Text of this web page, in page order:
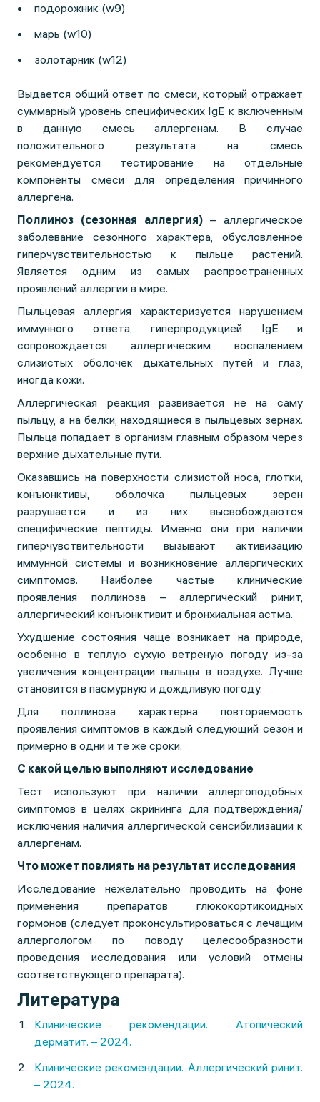
подорожник (w9)
марь (w10)
золотарник (w12)
Выдается общий ответ по смеси, который отражает
суммарный уровень специфических IgE к включенным
в данную смесь аллергенам. В случае
положительного результата на смесь
рекомендуется тестирование на отдельные
компоненты смеси для определения причинного
аллергена.
Поллиноз (сезонная аллергия)– аллергическое
заболевание сезонного характера, обусловленное
гиперчувствительностью к пыльце растений.
Является одним из самых распространенных
проявлений аллергии в мире.
Пыльцевая аллергия характеризуется нарушением
иммунного ответа, гиперпродукцией IgE и
сопровождается аллергическим воспалением
слизистых оболочек дыхательных путей и глаз,
иногда кожи.
Аллергическая реакция развивается не на саму
пыльцу, а на белки, находящиеся в пыльцевых зернах.
Пыльца попадает в организм главным образом через
верхние дыхательные пути.
Оказавшись на поверхности слизистой носа, глотки,
конъюнктивы, оболочка пыльцевых зерен
разрушается и из них высвобождаются
специфические пептиды. Именно они при наличии
гиперчувствительности вызывают активизацию
иммунной системы и возникновение аллергических
симптомов. Наиболее частые клинические
проявления поллиноза – аллергический ринит,
аллергический конъюнктивит и бронхиальная астма.
Ухудшение состояния чаще возникает на природе,
особенно в теплую сухую ветреную погоду из-за
увеличения концентрации пыльцы в воздухе. Лучше
становится в пасмурную и дождливую погоду.
Для поллиноза характерна повторяемость
проявления симптомов в каждый следующий сезон и
примерно в одни и те же сроки.
С какой целью выполняют исследование
Тест используют при наличии аллергоподобных
симптомов в целях скрининга для подтверждения/
исключения наличия аллергической сенсибилизации к
аллергенам.
Что может повлиять на результат исследования
Исследование нежелательно проводить на фоне
применения препаратов глюкокортикоидных
гормонов (следует проконсультироваться с лечащим
аллергологом по поводу целесообразности
проведения исследования или условий отмены
соответствующего препарата).
Литература
Клинические рекомендации. Атопический
дерматит. – 2024.
Клинические рекомендации. Аллергический ринит.
– 2024.